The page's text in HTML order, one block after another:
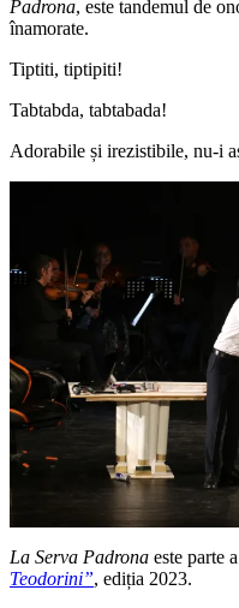
Padrona, este tandemul de
înamorate.
Tiptiti, tiptipiti!
Tabtabda, tabtabada!
Adorabile și irezistibile, nu-i
La Serva Padrona este parte a
Teodorini”, ediția 2023.